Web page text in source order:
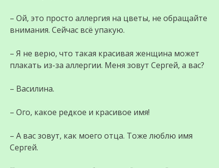
– Ой, это просто аллергия на цветы, не обращайте
внимания. Сейчас всё упакую.
– Я не верю, что такая красивая женщина может
плакать из-за аллергии. Меня зовут Сергей, а вас?
– Василина.
– Ого, какое редкое и красивое имя!
– А вас зовут, как моего отца. Тоже люблю имя
Сергей.